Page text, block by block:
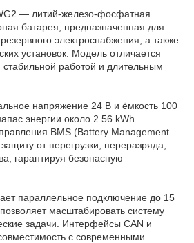
— литий-железо-фосфатная
батарея, предназначенная для
электроснабжения, а также
установок. Модель отличается
работой и длительным
напряжение 24 В и ёмкость 100
энергии около 2.56 kWh.
BMS (Battery Management
от перегрузки, переразряда,
гарантируя безопасную
параллельное подключение до 15
масштабировать систему
задачи. Интерфейсы CAN и
с современными